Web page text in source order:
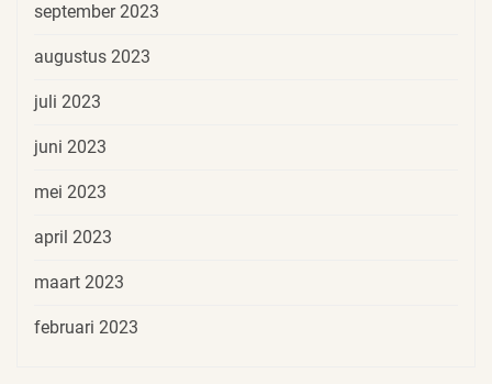
september 2023
augustus 2023
juli 2023
juni 2023
mei 2023
april 2023
maart 2023
februari 2023